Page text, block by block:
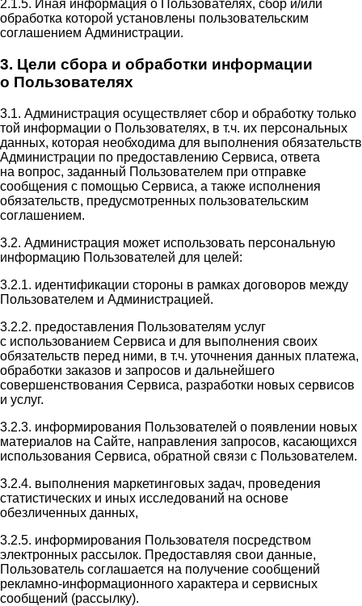
2.1.5. Иная информация о Пользователях, сбор и/или
обработка которой установлены пользовательским
соглашением Администрации.
3. Цели сбора и обработки информации
о Пользователях
3.1. Администрация осуществляет сбор и обработку только
той информации о Пользователях, в т.ч. их персональных
данных, которая необходима для выполнения обязательств
Администрации по предоставлению Сервиса, ответа
на вопрос, заданный Пользователем при отправке
сообщения с помощью Сервиса, а также исполнения
обязательств, предусмотренных пользовательским
соглашением.
3.2. Администрация может использовать персональную
информацию Пользователей для целей:
3.2.1. идентификации стороны в рамках договоров между
Пользователем и Администрацией.
3.2.2. предоставления Пользователям услуг
с использованием Сервиса и для выполнения своих
обязательств перед ними, в т.ч. уточнения данных платежа,
обработки заказов и запросов и дальнейшего
совершенствования Сервиса, разработки новых сервисов
и услуг.
3.2.3. информирования Пользователей о появлении новых
материалов на Сайте, направления запросов, касающихся
использования Сервиса, обратной связи с Пользователем.
3.2.4. выполнения маркетинговых задач, проведения
статистических и иных исследований на основе
обезличенных данных,
3.2.5. информирования Пользователя посредством
электронных рассылок. Предоставляя свои данные,
Пользователь соглашается на получение сообщений
рекламно-информационного характера и сервисных
сообщений (рассылку).